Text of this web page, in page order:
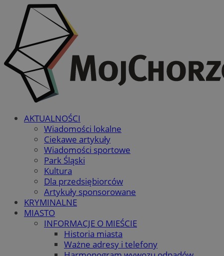
AKTUALNOŚCI
Wiadomości lokalne
Ciekawe artykuły
Wiadomości sportowe
Park Śląski
Kultura
Dla przedsiębiorców
Artykuły sponsorowane
KRYMINALNE
MIASTO
INFORMACJE O MIEŚCIE
Historia miasta
Ważne adresy i telefony